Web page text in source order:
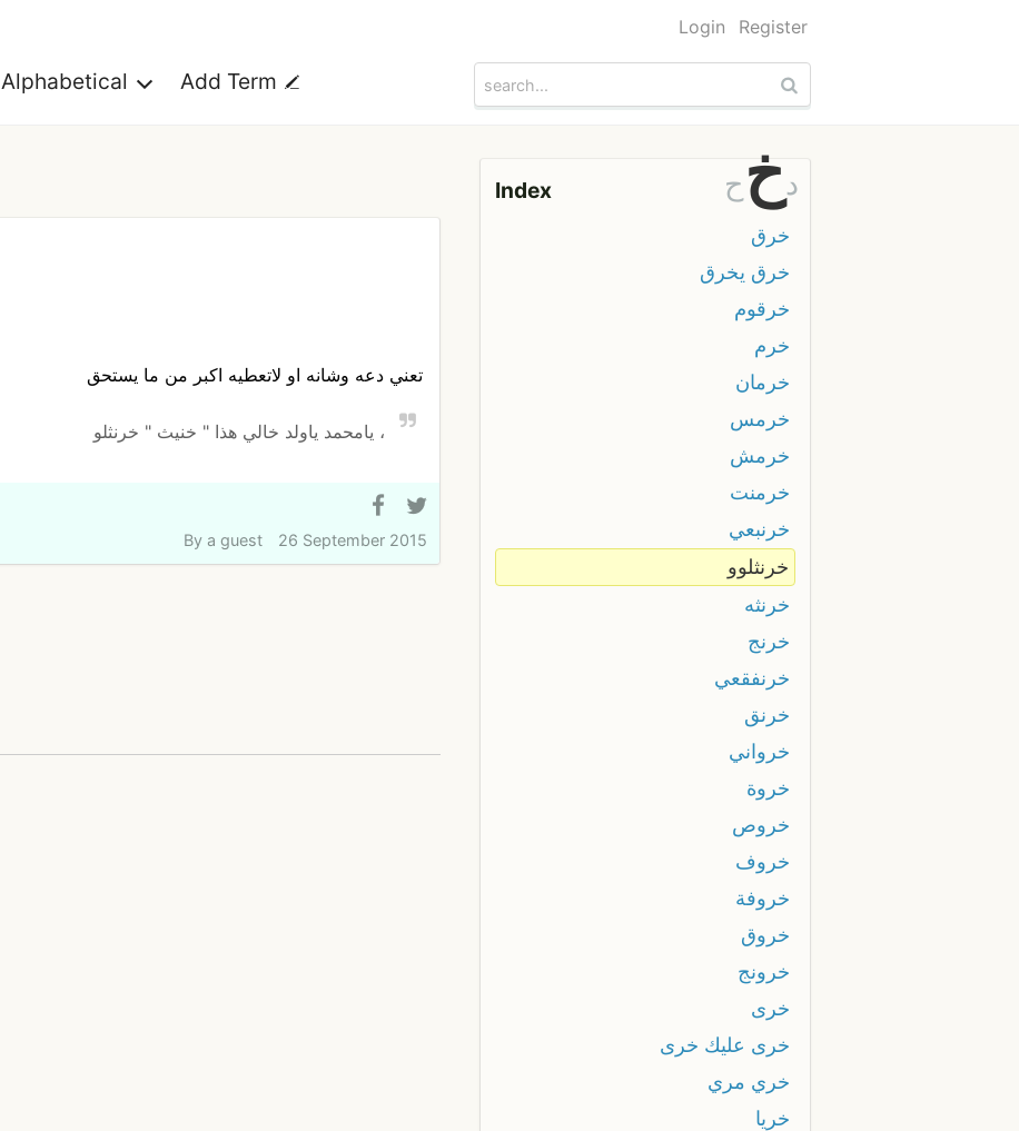
Alphabetical Add Term
Login Register
تعني دعه وشانه او لاتعطيه اكبر من ما يستحق
، يامحمد ياولد خالي هذا " خنيث " خرنثلو
By a guest 26 September 2015
Index ح خد
خرق
خرق يخرق
خرقوم
خرم
خرمان
خرمس
خرمش
خرمنت
خرنبعي
خرنثلوو
خرنثه
خرنج
خرنفقعي
خرنق
خرواني
خروة
خروص
خروف
خروفة
خروق
خرونج
خرى
خرى عليك خرى
خري مري
خريا